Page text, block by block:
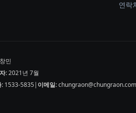
연락
민
:2021년 7월
: 1533-5835| 이메일:chungraon@chungraon.com